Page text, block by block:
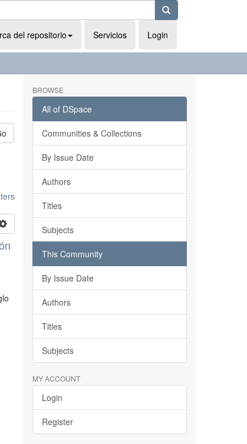
del repositorio Servicios Login
BROWSE
All of DSpace
Communities & Collections
By Issue Date
Authors
Titles
Subjects
This Community
By Issue Date
Authors
Titles
Subjects
MY ACCOUNT
Login
Register